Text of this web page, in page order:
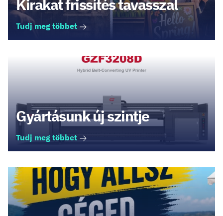
Kirakat frissítés tavasszal
Tudj meg többet
Gyártásunk új szintje
Tudj meg többet